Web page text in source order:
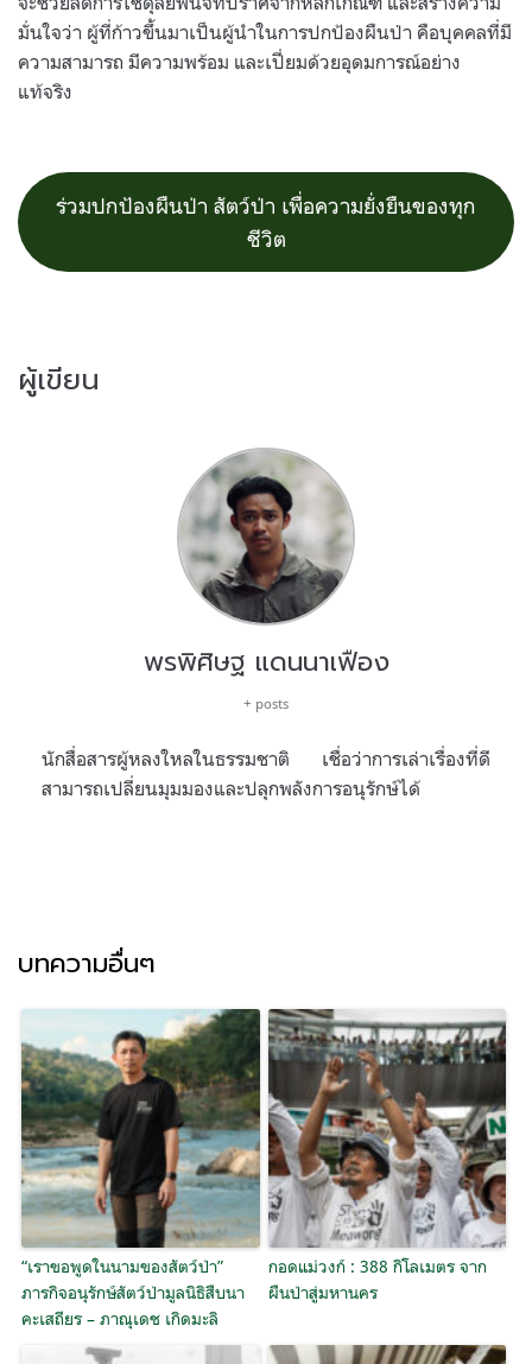
มั่นใจว่า ผู้ที่ก้าวขึ้นมาเป็นผู้นำในการปกป้องผืนป่า คือบุคคลที่มี
ความสามารถ มีความพร้อม และเปี่ยมด้วยอุดมการณ์อย่าง
แท้จริง
ร่วมปกป้องผืนป่า สัตว์ป่า เพื่อความยั่งยืนของทุก
ชีวิต
ผู้เขียน
พรพิศิษฐ แดนนาเฟือง
+ posts
นักสื่อสารผู้หลงใหลในธรรมชาติ เชื่อว่าการเล่าเรื่องที่ดี
สามารถเปลี่ยนมุมมองและปลุกพลังการอนุรักษ์ได้
บทความอื่นๆ
“เราขอพูดในนามของสัตว์ป่า”
ภารกิจอนุรักษ์สัตว์ป่ามูลนิธิสืบนา
คะเสถียร – ภาณุเดช เกิดมะลิ
กอดแม่วงก์ : 388 กิโลเมตร จาก
ผืนป่าสู่มหานคร